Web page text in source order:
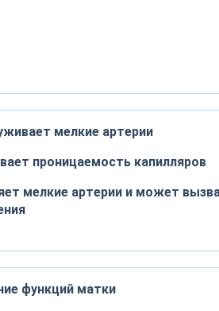
мелкие артерии
проницаемость капилляров
мелкие артерии и может
функций матки